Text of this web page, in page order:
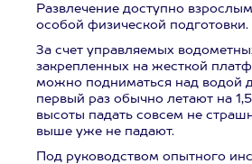
Развлечение доступно
особой физической подготовки.
За счет управляемых
закрепленных на жесткой
можно подниматься над водой
первый раз обычно летают на
высоты падать совсем не
выше уже не падают.
Под руководством опытного